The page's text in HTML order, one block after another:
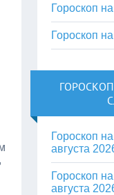
Гороскоп
Гороскоп
Гороскоп
августа
Гороскоп
августа